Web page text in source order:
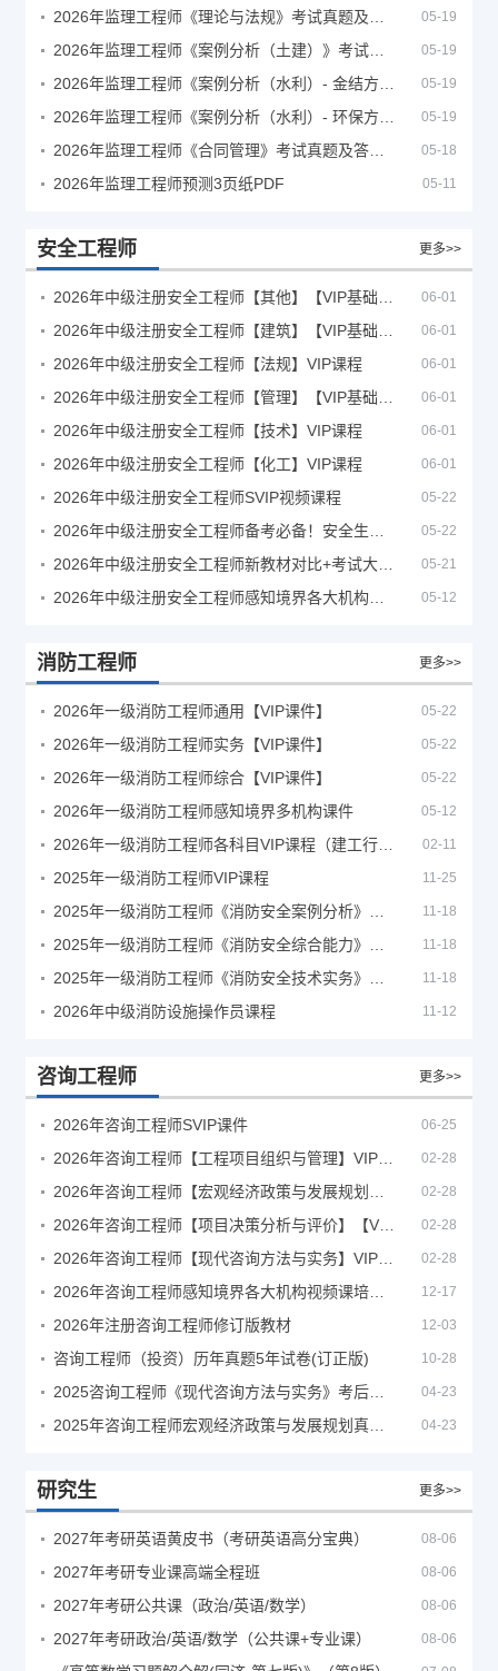
05-19
05-19
05-19
05-19
05-18
2026年监理工程师预测3页纸PDF 05-11
安全工程师 更多>>
06-01
06-01
2026年中级注册安全工程师【法规】VIP课程 06-01
06-01
2026年中级注册安全工程师【技术】VIP课程 06-01
2026年中级注册安全工程师【化工】VIP课程 06-01
2026年中级注册安全工程师SVIP视频课程 05-22
05-22
05-21
05-12
消防工程师 更多>>
2026年一级消防工程师通用【VIP课件】 05-22
2026年一级消防工程师实务【VIP课件】 05-22
2026年一级消防工程师综合【VIP课件】 05-22
2026年一级消防工程师感知境界多机构课件 05-12
02-11
2025年一级消防工程师VIP课程 11-25
11-18
11-18
11-18
2026年中级消防设施操作员课程 11-12
咨询工程师 更多>>
2026年咨询工程师SVIP课件 06-25
02-28
02-28
02-28
02-28
12-17
2026年注册咨询工程师修订版教材 12-03
咨询工程师（投资）历年真题5年试卷(订正版) 10-28
04-23
04-23
研究生 更多>>
2027年考研英语黄皮书（考研英语高分宝典） 08-06
2027年考研专业课高端全程班 08-06
2027年考研公共课（政治/英语/数学） 08-06
2027年考研政治/英语/数学（公共课+专业课） 08-06